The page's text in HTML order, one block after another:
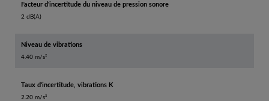
Facteur d'incertitude du niveau de pression sonore
2 dB(A)
Niveau de vibrations
4.40 m/s²
Taux d'incertitude, vibrations K
2.20 m/s²